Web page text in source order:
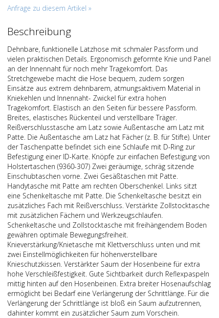
Anfrage zu diesem Artikel »
Beschreibung
Dehnbare, funktionelle Latzhose mit schmaler Passform und
vielen praktischen Details. Ergonomisch geformte Knie und Panel
an der Innennaht für noch mehr Tragekomfort. Das
Stretchgewebe macht die Hose bequem, zudem sorgen
Einsätze aus extrem dehnbarem, atmungsaktivem Material in
Kniekehlen und Innennaht- Zwickel für extra hohen
Tragekomfort. Elastisch an den Seiten für bessere Passform.
Breites, elastisches Rückenteil und verstellbare Träger.
Reißverschlusstasche am Latz sowie Außentasche am Latz mit
Patte. Die Außentasche am Latz hat Fächer (z. B. für Stifte). Unter
der Taschenpatte befindet sich eine Schlaufe mit D-Ring zur
Befestigung einer ID-Karte. Knöpfe zur einfachen Befestigung von
Holstertaschen (9360-307) Zwei geräumige, schräg sitzende
Einschubtaschen vorne. Zwei Gesäßtaschen mit Patte.
Handytasche mit Patte am rechten Oberschenkel. Links sitzt
eine Schenkeltasche mit Patte. Die Schenkeltasche besitzt ein
zusätzliches Fach mit Reißverschluss. Verstärkte Zollstocktasche
mit zusätzlichen Fächern und Werkzeugschlaufen.
Schenkeltasche und Zollstocktasche mit freihängendem Boden
gewähren optimale Bewegungsfreiheit.
Knieverstärkung/Knietasche mit Klettverschluss unten und mit
zwei Einstellmöglichkeiten für höhenverstellbare
Knieschutzkissen. Verstärkter Saum der Hosenbeine für extra
hohe Verschleißfestigkeit. Gute Sichtbarkeit durch Reflexpaspeln
mittig hinten auf den Hosenbeinen. Extra breiter Hosenaufschlag
ermöglicht bei Bedarf eine Verlängerung der Schrittlänge. Für die
Verlängerung der Schrittlänge ist bloß ein Saum aufzutrennen,
dahinter kommt ein zusätzlicher Saum zum Vorschein.